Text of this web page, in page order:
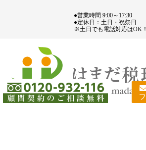
●営業時間 9:00～17:30
●定休日：土日・祝祭日
※土日でも電話対応はOK！